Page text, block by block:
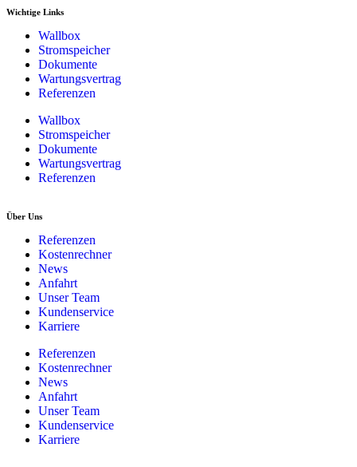
Wichtige Links
Wallbox
Stromspeicher
Dokumente
Wartungsvertrag
Referenzen
Wallbox
Stromspeicher
Dokumente
Wartungsvertrag
Referenzen
Über Uns
Referenzen
Kostenrechner
News
Anfahrt
Unser Team
Kundenservice
Karriere
Referenzen
Kostenrechner
News
Anfahrt
Unser Team
Kundenservice
Karriere